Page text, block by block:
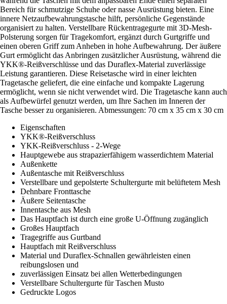
Bereich für schmutzige Schuhe oder nasse Ausrüstung bieten. Eine
innere Netzaufbewahrungstasche hilft, persönliche Gegenstände
organisiert zu halten. Verstellbare Rückentragegurte mit 3D-Mesh-
Polsterung sorgen für Tragekomfort, ergänzt durch Gurtgriffe und
einen oberen Griff zum Anheben in hohe Aufbewahrung. Der äußere
Gurt ermöglicht das Anbringen zusätzlicher Ausrüstung, während die
YKK®-Reißverschlüsse und das Duraflex-Material zuverlässige
Leistung garantieren. Diese Reisetasche wird in einer leichten
Tragetasche geliefert, die eine einfache und kompakte Lagerung
ermöglicht, wenn sie nicht verwendet wird. Die Tragetasche kann auch
als Aufbewürfel genutzt werden, um Ihre Sachen im Inneren der
Tasche besser zu organisieren. Abmessungen: 70 cm x 35 cm x 30 cm
Eigenschaften
YKK®-Reißverschluss
YKK-Reißverschluss - 2-Wege
Hauptgewebe aus strapazierfähigem wasserdichtem Material
Außenkette
Außentasche mit Reißverschluss
Verstellbare und gepolsterte Schultergurte mit belüftetem Mesh
Dehnbare Fronttasche
Äußere Seitentasche
Innentasche aus Mesh
Das Hauptfach ist durch eine große U-Öffnung zugänglich
Großes Hauptfach
Tragegriffe aus Gurtband
Hauptfach mit Reißverschluss
Material und Duraflex-Schnallen gewährleisten einen
reibungslosen und
zuverlässigen Einsatz bei allen Wetterbedingungen
Verstellbare Schultergurte für Taschen Musto
Gedruckte Logos